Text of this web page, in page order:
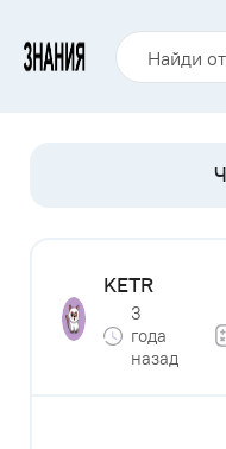
KETR
3
года
назад